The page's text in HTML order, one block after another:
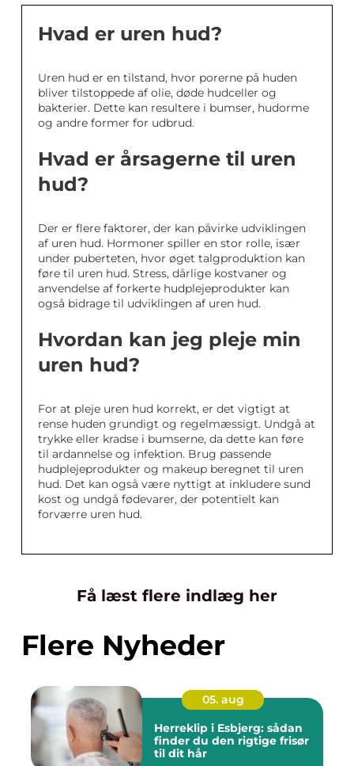
Hvad er uren hud?
Uren hud er en tilstand, hvor porerne på huden
bliver tilstoppede af olie, døde hudceller og
bakterier. Dette kan resultere i bumser, hudorme
og andre former for udbrud.
Hvad er årsagerne til uren
hud?
Der er flere faktorer, der kan påvirke udviklingen
af uren hud. Hormoner spiller en stor rolle, især
under puberteten, hvor øget talgproduktion kan
føre til uren hud. Stress, dårlige kostvaner og
anvendelse af forkerte hudplejeprodukter kan
også bidrage til udviklingen af uren hud.
Hvordan kan jeg pleje min
uren hud?
For at pleje uren hud korrekt, er det vigtigt at
rense huden grundigt og regelmæssigt. Undgå at
trykke eller kradse i bumserne, da dette kan føre
til ardannelse og infektion. Brug passende
hudplejeprodukter og makeup beregnet til uren
hud. Det kan også være nyttigt at inkludere sund
kost og undgå fødevarer, der potentielt kan
forværre uren hud.
Få læst flere indlæg her
Flere Nyheder
05. aug
Herreklip i Esbjerg: sådan
finder du den rigtige frisør
til dit hår